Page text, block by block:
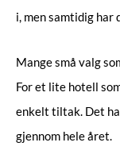
i, men samtidig
Mange små valg
For et lite hotell
enkelt tiltak. Det
gjennom hele året.